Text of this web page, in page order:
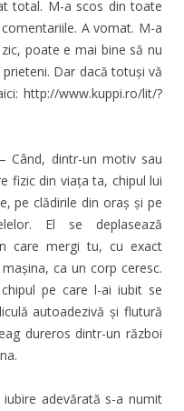
total. M-a scos din toate
A vomat. M-a
poate e mai bine să nu
Dar dacă totuși vă
http://www.kuppi.ro/lit/?
– Când, dintr-un motiv sau
fizic din viața ta, chipul lui
pe clădirile din oraș și pe
El se deplasează
care mergi tu, cu exact
ca un corp ceresc.
pe care l-ai iubit se
autoadezivă și flutură
dureros dintr-un război
adevărată s-a numit